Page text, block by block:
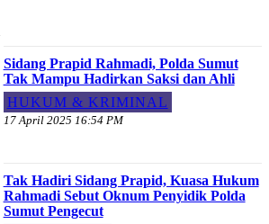
Sidang Prapid Rahmadi, Polda Sumut
Tak Mampu Hadirkan Saksi dan Ahli
HUKUM & KRIMINAL
17 April 2025 16:54 PM
Tak Hadiri Sidang Prapid, Kuasa Hukum
Rahmadi Sebut Oknum Penyidik Polda
Sumut Pengecut